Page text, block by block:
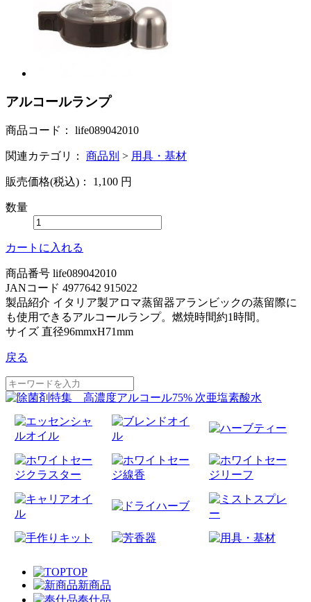
アルコールランプ
商品コード： life089042010
関連カテゴリ： 商品別 > 用具・基材
販売価格(税込)： 1,100 円
数量
カートに入れる
商品番号 life089042010
JANコード 4977642 915022
製品紹介 イタリア製アロマ蒸留器アランビックの蒸留際に
も使用できるアルコールランプ。燃焼時間約1時間。
サイズ 直径96mmxH71mm
戻る
TOP
新商品